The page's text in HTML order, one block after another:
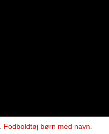
Fodboldtøj børn med navn